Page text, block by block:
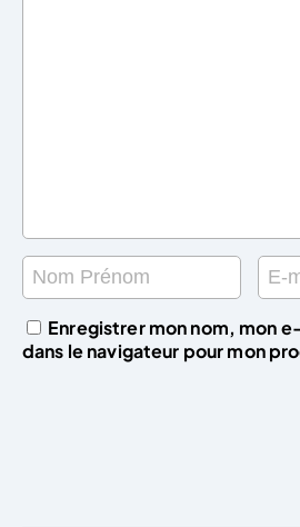
Enregistrer mon nom, mon
dans le navigateur pour mon